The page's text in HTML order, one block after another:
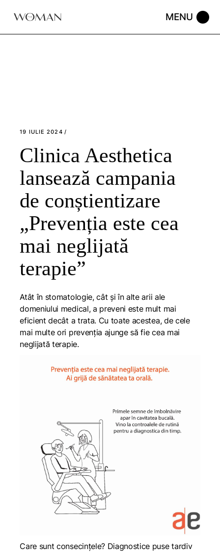
19 IULIE 2024
Clinica Aesthetica
lansează campania
de conștientizare
„Prevenția este cea
mai neglijată
terapie”
Atât în stomatologie, cât și în alte arii ale
domeniului medical, a preveni este mult mai
eficient decât a trata. Cu toate acestea, de cele
mai multe ori prevenția ajunge să fie cea mai
neglijată terapie.
Care sunt consecințele? Diagnostice puse tardiv